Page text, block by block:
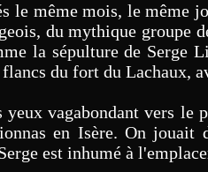
le même mois, le même
du mythique groupe
la sépulture de
du fort du Lachaux,
vagabondant vers le
en Isère. On
est inhumé à